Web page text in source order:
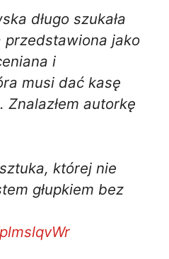
długo szukała
przedstawiona jako
i
musi dać kasę
autorkę
której nie
głupkiem bez